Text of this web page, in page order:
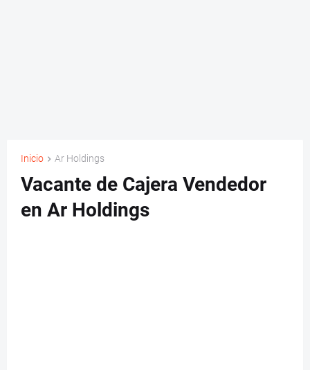
Inicio Ar Holdings
Vacante de Cajera Vendedor
en Ar Holdings